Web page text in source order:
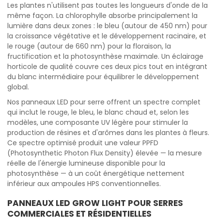
Les plantes n'utilisent pas toutes les longueurs d'onde de la
même façon. La chlorophylle absorbe principalement la
lumière dans deux zones : le bleu (autour de 450 nm) pour
la croissance végétative et le développement racinaire, et
le rouge (autour de 660 nm) pour la floraison, la
fructification et la photosynthèse maximale. Un éclairage
horticole de qualité couvre ces deux pics tout en intégrant
du blanc intermédiaire pour équilibrer le développement
global.
Nos panneaux LED pour serre offrent un spectre complet
qui inclut le rouge, le bleu, le blanc chaud et, selon les
modèles, une composante UV légère pour stimuler la
production de résines et d'arômes dans les plantes à fleurs.
Ce spectre optimisé produit une valeur PPFD
(Photosynthetic Photon Flux Density) élevée — la mesure
réelle de l'énergie lumineuse disponible pour la
photosynthèse — à un coût énergétique nettement
inférieur aux ampoules HPS conventionnelles.
PANNEAUX LED GROW LIGHT POUR SERRES
COMMERCIALES ET RÉSIDENTIELLES